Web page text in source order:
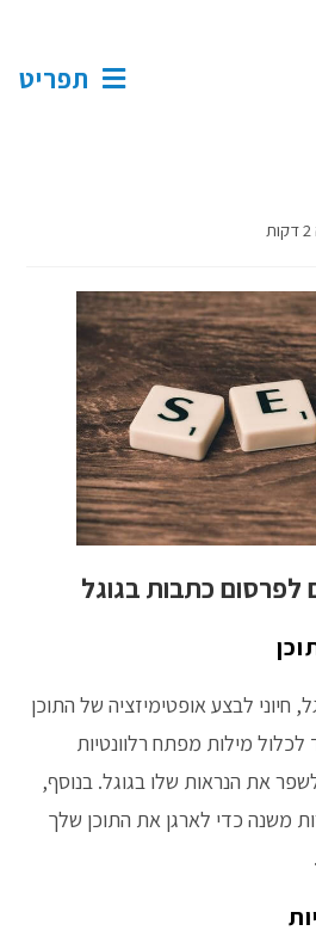
תפריט
לפרסום כתבות בגוגל
חיוני לבצע אופטימיזציה של התוכן
לכלול מילות מפתח רלוונטיות
את הנראות שלו בגוגל. בנוסף,
משנה כדי לארגן את התוכן שלך